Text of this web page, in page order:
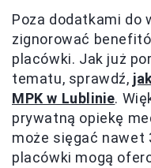
Poza dodatkami do
zignorować
placówki. Jak już
tematu, sprawdź,
MPK w Lublinie.
prywatną opiekę
może sięgać nawet
placówki mogą